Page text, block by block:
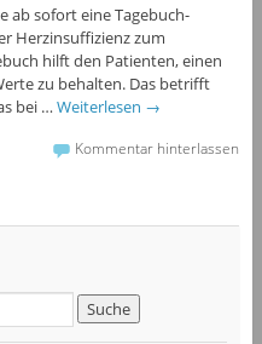
ab sofort eine Tagebuch-
Herzinsuffizienz zum
hilft den Patienten, einen
zu behalten. Das betrifft
bei … Weiterlesen →
Kommentar hinterlassen